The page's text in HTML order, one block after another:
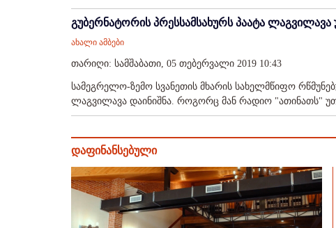
გუბერნატორის პრესსამსახურს პაატა
ახალი ამბები
თარიღი: სამშაბათი, 05 თებერვალი 2019 10:43
სამეგრელო-ზემო სვანეთის მხარის სახელმწიფო
ლაგვილავა დაინიშნა. როგორც მან რადიო "ათინათს"
დაფინანსებული